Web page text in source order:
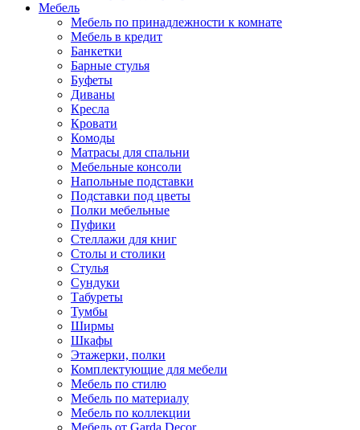
Мебель
Мебель по принадлежности к комнате
Мебель в кредит
Банкетки
Барные стулья
Буфеты
Диваны
Кресла
Кровати
Комоды
Матрасы для спальни
Мебельные консоли
Напольные подставки
Подставки под цветы
Полки мебельные
Пуфики
Стеллажи для книг
Столы и столики
Стулья
Сундуки
Табуреты
Тумбы
Ширмы
Шкафы
Этажерки, полки
Комплектующие для мебели
Мебель по стилю
Мебель по материалу
Мебель по коллекции
Мебель от Garda Decor